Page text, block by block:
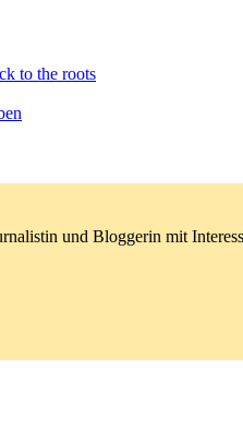
to the roots
und Bloggerin mit